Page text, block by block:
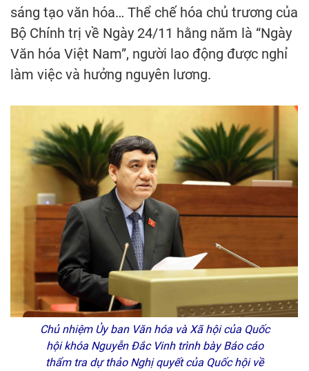
sáng tạo văn hóa… Thể chế hóa chủ trương của
Bộ Chính trị về Ngày 24/11 hằng năm là “Ngày
Văn hóa Việt Nam”, người lao động được nghỉ
làm việc và hưởng nguyên lương.
Chủ nhiệm Ủy ban Văn hóa và Xã hội của Quốc
hội khóa Nguyễn Đắc Vinh trình bày Báo cáo
thẩm tra dự thảo Nghị quyết của Quốc hội về